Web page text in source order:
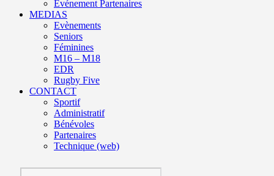
Evénement Partenaires
MEDIAS
Evènements
Seniors
Féminines
M16 – M18
EDR
Rugby Five
CONTACT
Sportif
Administratif
Bénévoles
Partenaires
Technique (web)